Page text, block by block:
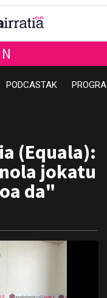
PODCASTAK
(Equala):
jokatu
da"